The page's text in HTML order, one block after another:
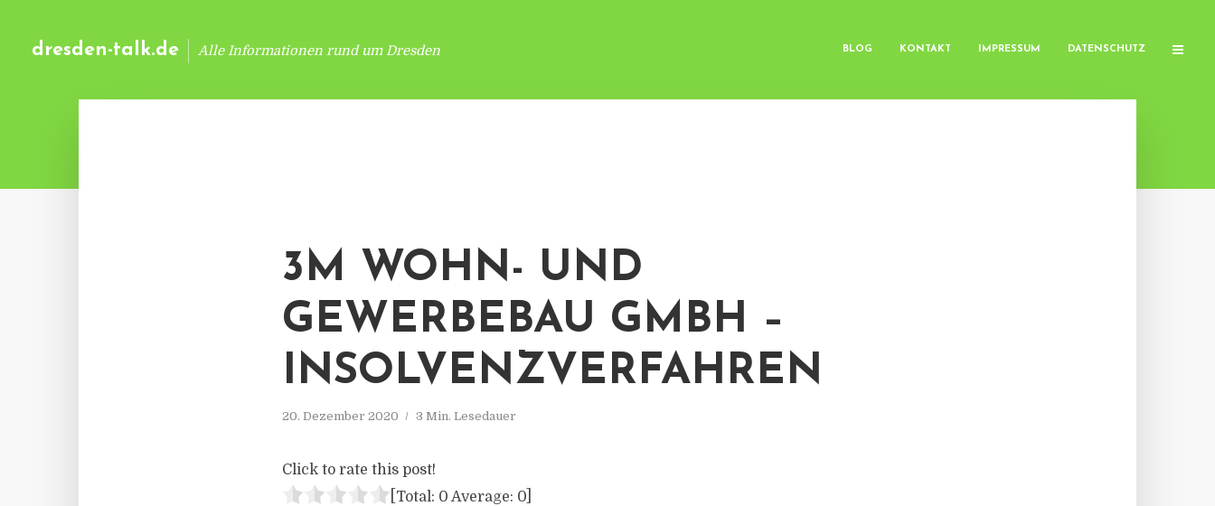
dresden-talk.de Alle Informationen rund um Dresden BLOG KONTAKT IMPRESSUM DATENSCHUTZ
3M WOHN- UND
GEWERBEBAU GMBH –
INSOLVENZVERFAHREN
20. Dezember 2020 3 Min. Lesedauer
Click to rate this post!
[Total: 0 Average: 0